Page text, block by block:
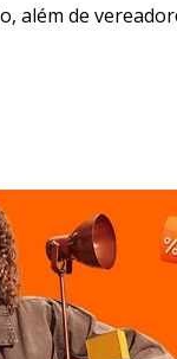
além de